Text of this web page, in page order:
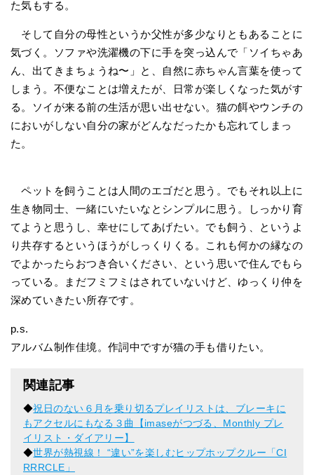
た気もする。
そして自分の母性というか父性が多少なりともあることに
気づく。ソファや洗濯機の下に手を突っ込んで「ソイちゃあ
ん、出てきまちょうね〜」と、自然に赤ちゃん言葉を使って
しまう。不便なことは増えたが、日常が楽しくなった気がす
る。ソイが来る前の生活が思い出せない。猫の餌やウンチの
においがしない自分の家がどんなだったかも忘れてしまっ
た。
ペットを飼うことは人間のエゴだと思う。でもそれ以上に
生き物同士、一緒にいたいなとシンプルに思う。しっかり育
てようと思うし、幸せにしてあげたい。でも飼う、というよ
り共存するというほうがしっくりくる。これも何かの縁なの
でよかったらおつき合いください、という思いで住んでもら
っている。まだフミフミはされていないけど、ゆっくり仲を
深めていきたい所存です。
p.s.
アルバム制作佳境。作詞中ですが猫の手も借りたい。
関連記事
◆祝日のない６月を乗り切るプレイリストは、ブレーキに
もアクセルにもなる３曲【imaseがつづる、Monthly プレ
イリスト・ダイアリー】
◆世界が熱視線！ “違い”を楽しむヒップホップクルー「CI
RRRCLE」